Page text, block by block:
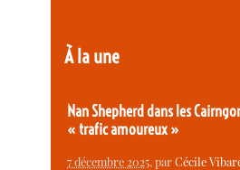
À la une
Nan Shepherd dans les
« trafic amoureux »
7 décembre 2025, parCécile